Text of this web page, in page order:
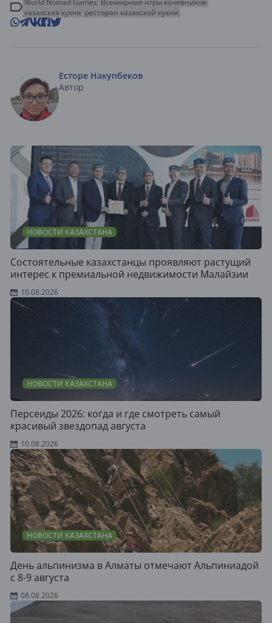
казахская кухня ресторан казахской кухни
Есторе Накупбеков
Автор
НОВОСТИ КАЗАХСТАНА
Состоятельные казахстанцы проявляют растущий
интерес к премиальной недвижимости Малайзии
10.08.2026
НОВОСТИ КАЗАХСТАНА
Персеиды 2026: когда и где смотреть самый
красивый звездопад августа
10.08.2026
НОВОСТИ КАЗАХСТАНА
День альпинизма в Алматы отмечают Альпиниадой
с 8-9 августа
08.08.2026